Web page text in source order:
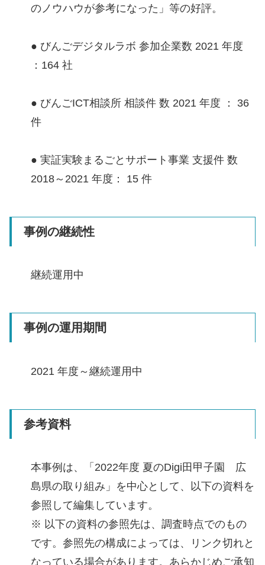
のノウハウが参考になった」等の好評。
● びんごデジタルラボ 参加企業数 2021 年度
：164 社
● びんごICT相談所 相談件 数 2021 年度 ： 36
件
● 実証実験まるごとサポート事業 支援件 数
2018～2021 年度： 15 件
事例の継続性
継続運用中
事例の運用期間
2021 年度～継続運用中
参考資料
本事例は、「2022年度 夏のDigi田甲子園 広
島県の取り組み」を中心として、以下の資料を
参照して編集しています。
※ 以下の資料の参照先は、調査時点でのもの
です。参照先の構成によっては、リンク切れと
なっている場合があります。あらかじめご承知